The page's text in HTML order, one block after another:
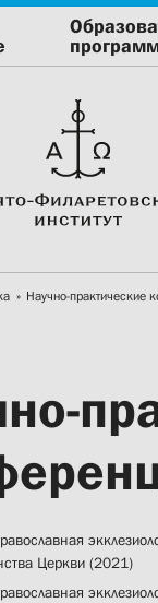
Научно-практические
Церкви (2021)